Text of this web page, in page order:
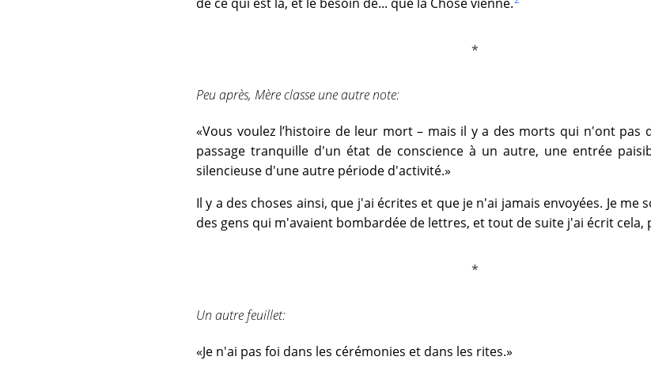
Peu après, Mère classe une autre note:
«Vous voulez l’histoire de leur mort – mais il y a des morts qui n'ont pas
passage tranquille d'un état de conscience à un autre, une entrée
silencieuse d'une autre période d'activité.»
Il y a des choses ainsi, que j'ai écrites et que je n'ai jamais envoyées. Je me
des gens qui m'avaient bombardée de lettres, et tout de suite j'ai écrit cela,
Un autre feuillet:
«Je n'ai pas foi dans les cérémonies et dans les rites.»